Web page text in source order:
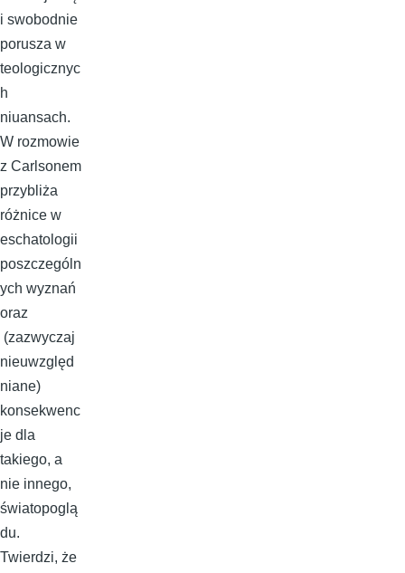
i swobodnie
porusza w
teologicznyc
h
niuansach.
W rozmowie
z Carlsonem
przybliża
różnice w
eschatologii
poszczególn
ych wyznań
oraz
(zazwyczaj
nieuwzględ
niane)
konsekwenc
je dla
takiego, a
nie innego,
światopoglą
du.
Twierdzi, że